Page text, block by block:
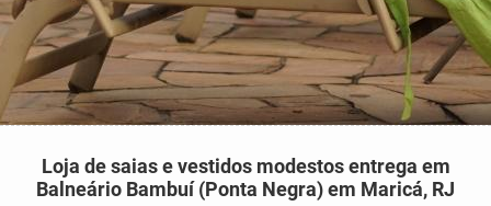
Loja de saias e vestidos modestos entrega em
Balneário Bambuí (Ponta Negra) em Maricá, RJ